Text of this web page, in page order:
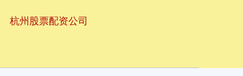
杭州股票配资公司